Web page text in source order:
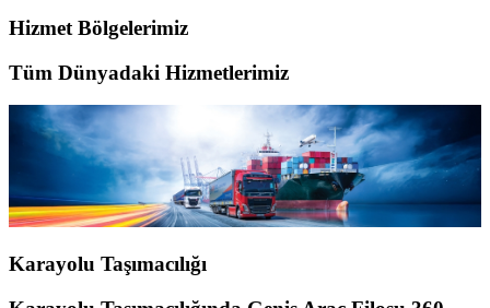
Hizmet Bölgelerimiz
Tüm Dünyadaki Hizmetlerimiz
Karayolu Taşımacılığı